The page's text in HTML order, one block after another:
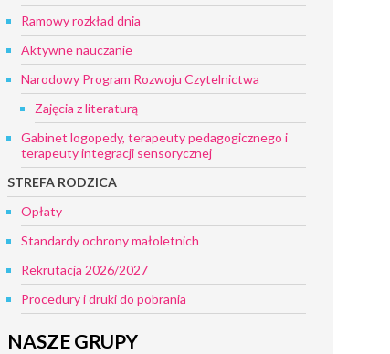
Ramowy rozkład dnia
Aktywne nauczanie
Narodowy Program Rozwoju Czytelnictwa
Zajęcia z literaturą
Gabinet logopedy, terapeuty pedagogicznego i
terapeuty integracji sensorycznej
STREFA RODZICA
Opłaty
Standardy ochrony małoletnich
Rekrutacja 2026/2027
Procedury i druki do pobrania
NASZE GRUPY